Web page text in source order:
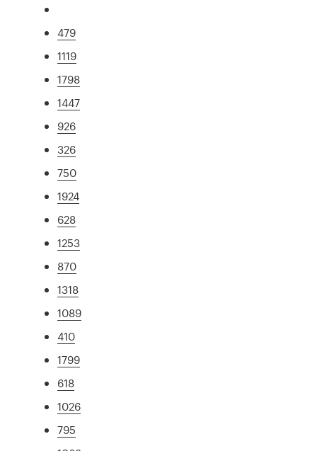
479
1119
1798
1447
926
326
750
1924
628
1253
870
1318
1089
410
1799
618
1026
795